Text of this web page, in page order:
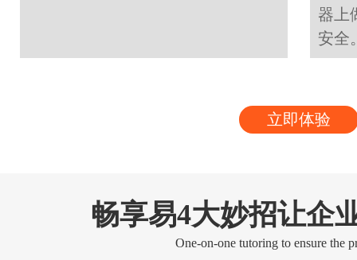
器上
安全
立即体验
畅享易4大妙招让企
One-on-one tutoring to ensure the